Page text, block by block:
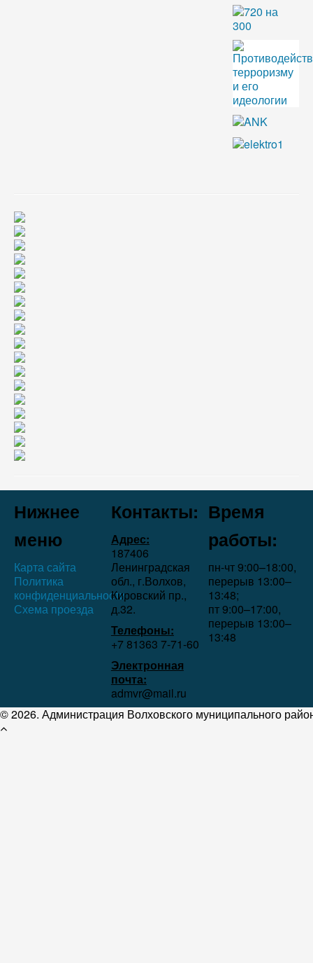
Нижнее
меню
Карта сайта
Политика
конфиденциальности
Схема проезда
Контакты:
Адрес:
187406
Ленинградская
обл., г.Волхов,
Кировский пр.,
д.32.
Телефоны:
+7 81363 7‑71-60
Электронная
почта:
admvr@mail.ru
Время
работы:
пн-чт 9:00–18:00,
перерыв 13:00–
13:48;
пт 9:00–17:00,
перерыв 13:00–
13:48
© 2026. Администрация Волховского муниципального